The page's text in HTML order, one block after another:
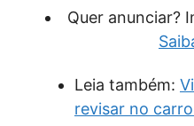
Quer anunciar?
Leia também:
revisar no